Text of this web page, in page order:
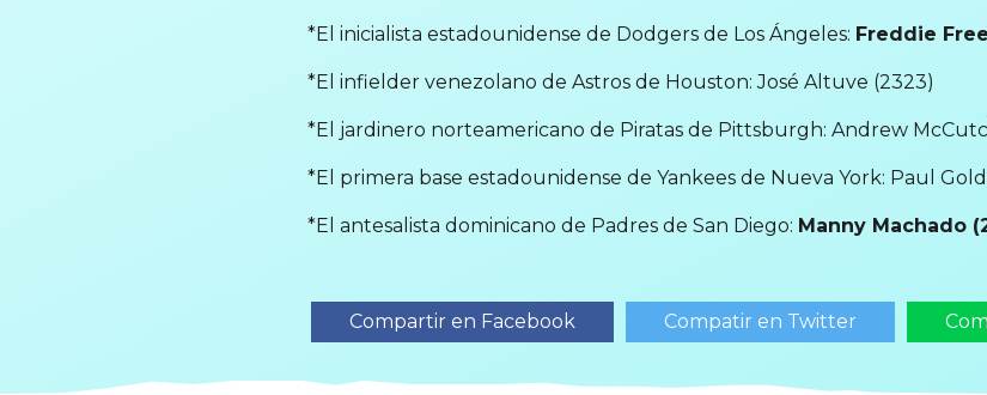
*El inicialista estadounidense de Dodgers de Los Ángeles: Freddie
*El infielder venezolano de Astros de Houston: José Altuve (2323)
*El jardinero norteamericano de Piratas de Pittsburgh: Andrew
*El primera base estadounidense de Yankees de Nueva York: Paul
*El antesalista dominicano de Padres de San Diego: Manny Machado
Compartir en Facebook Compatir en Twitter